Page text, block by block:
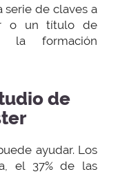
serie de claves a
o un título de
la formación
de
ayudar. Los
el 37% de las